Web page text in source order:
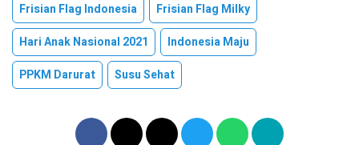
Frisian Flag Indonesia
Frisian Flag Milky
Hari Anak Nasional 2021
Indonesia Maju
PPKM Darurat
Susu Sehat